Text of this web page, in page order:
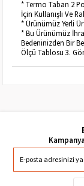
* Termo Taban 2
İçin Kullanışlı Ve
* Ürünümüz Yerli
* Bu Ürünümüz
Bedeninizden Bir
Ölçü Tablosu 3.